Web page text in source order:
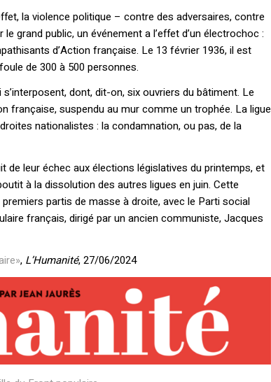
la violence politique – contre des adversaires, contre
grand public, un événement a l’effet d’un électrochoc :
d’Action française. Le 13 février 1936, il est
de 300 à 500 personnes.
dont, dit-on, six ouvriers du bâtiment. Le
française, suspendu au mur comme un trophée. La ligue
nationalistes : la condamnation, ou pas, de la
leur échec aux élections législatives du printemps, et
à la dissolution des autres ligues en juin. Cette
partis de masse à droite, avec le Parti social
français, dirigé par un ancien communiste, Jacques
, L’Humanité, 27/06/2024